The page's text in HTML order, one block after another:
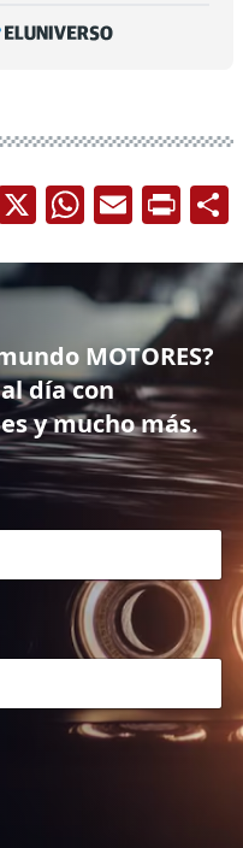
X Email
MOTORES?
día con
y mucho más.